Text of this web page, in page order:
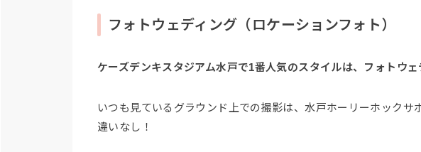
フォトウェディング（ロケーションフォト）
ケーズデンキスタジアム水戸で1番人気のスタイルは、フォトウェ
いつも見ているグラウンド上での撮影は、水戸ホーリーホックサ
違いなし！